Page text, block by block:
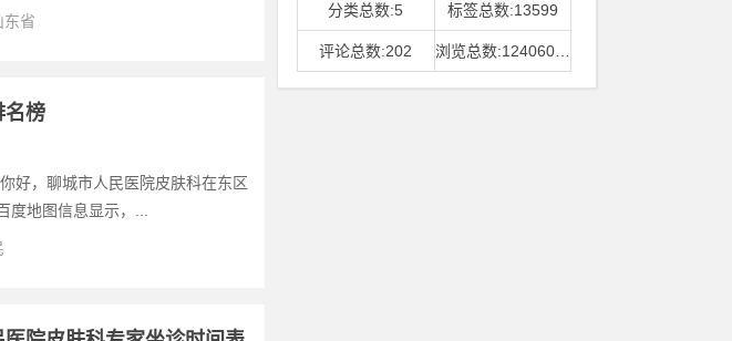
东省
名榜
好，聊城市人民医院皮肤科在东区
地图信息显示，...
分类总数:5 标签总数:13599
评论总数:202 浏览总数:12406006